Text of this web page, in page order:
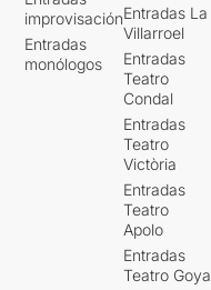
improvisación
Entradas
monólogos
Entradas La
Villarroel
Entradas
Teatro
Condal
Entradas
Teatro
Victòria
Entradas
Teatro
Apolo
Entradas
Teatro Goya